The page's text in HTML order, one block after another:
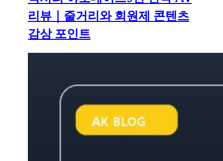
리뷰｜줄거리와 회원제 콘텐츠
감상 포인트